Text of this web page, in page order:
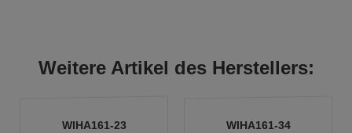
Weitere Artikel des Herstellers:
WIHA161-23 WIHA161-34